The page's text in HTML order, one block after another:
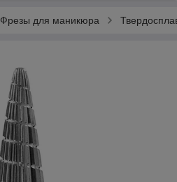
Фрезы для маникюра